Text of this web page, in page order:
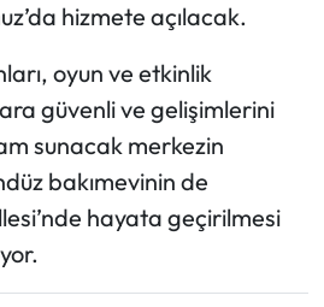
hizmete açılacak.
oyun ve etkinlik
güvenli ve gelişimlerini
sunacak merkezin
bakımevinin de
hayata geçirilmesi